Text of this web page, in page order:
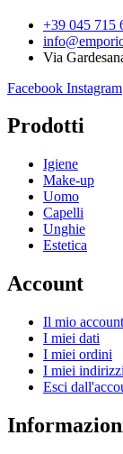
+39 045 715
Via
Facebook Instagram
Prodotti
Igiene
Make-up
Uomo
Capelli
Unghie
Estetica
Account
Il mio account
I miei dati
I miei ordini
I miei indirizzi
Esci